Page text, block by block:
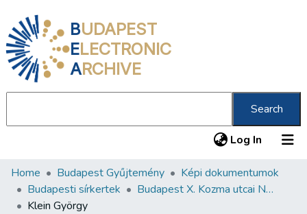
BUDAPEST
ELECTRONIC
ARCHIVE
Search
Log In (current)
Communities & Collections
All of DSpace
Home Budapest Gyűjtemény
Képi dokumentumok
Budapesti sírkertek
Budapest X. Kozma utcai Neológ Zsidó Temető
Klein György